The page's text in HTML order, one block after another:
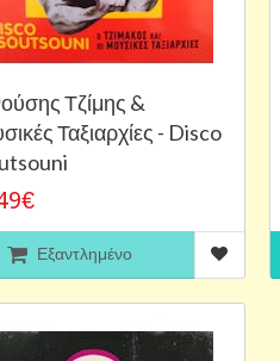
Τζίμης &
Ταξιαρχίες - Disco
Εξαντλημένο